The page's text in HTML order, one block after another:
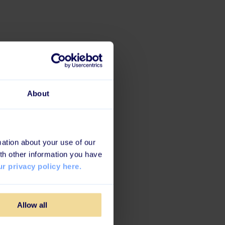
About
about your use of our
other information you have
privacy policy here.
Allow all